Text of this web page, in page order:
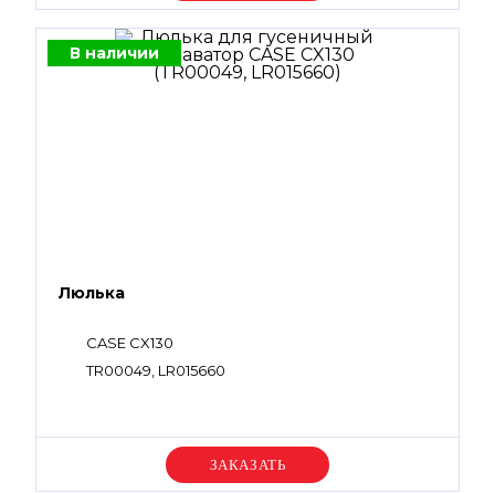
В наличии
Люлька
CASE CX130
TR00049, LR015660
Уточняйте цену